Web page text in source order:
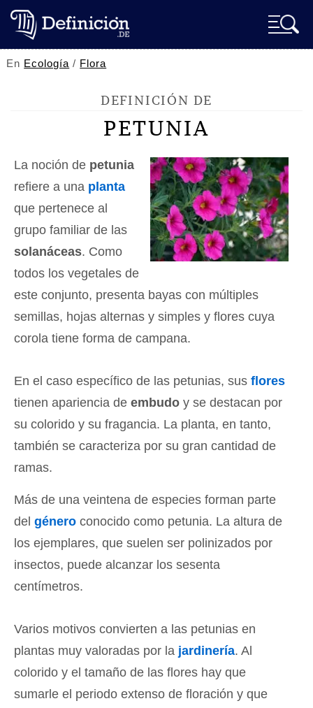
En Ecología / Flora
DEFINICIÓN DE
PETUNIA
La noción de petunia
refiere a una planta
que pertenece al
grupo familiar de las
solanáceas. Como
todos los vegetales de
este conjunto, presenta bayas con múltiples
semillas, hojas alternas y simples y flores cuya
corola tiene forma de campana.
En el caso específico de las petunias, sus flores
tienen apariencia de embudo y se destacan por
su colorido y su fragancia. La planta, en tanto,
también se caracteriza por su gran cantidad de
ramas.
Más de una veintena de especies forman parte
del género conocido como petunia. La altura de
los ejemplares, que suelen ser polinizados por
insectos, puede alcanzar los sesenta
centímetros.
Varios motivos convierten a las petunias en
plantas muy valoradas por la jardinería. Al
colorido y el tamaño de las flores hay que
sumarle el periodo extenso de floración y que